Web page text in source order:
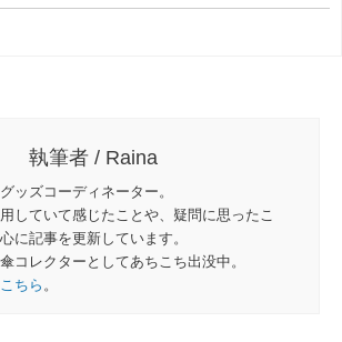
執筆者 / Raina
ッズコーディネーター。
していて感じたことや、疑問に思ったこ
に記事を更新しています。
コレクターとしてあちこち出没中。
こちら 。